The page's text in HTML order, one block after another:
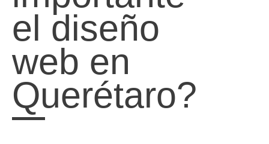
el diseño
web en
Querétaro?